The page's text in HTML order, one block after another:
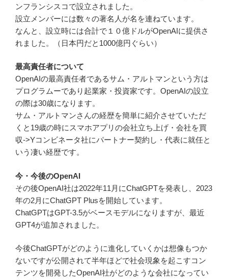
ンフランシスコで設立されました。
設立メンバーには数々の著名人が名を連ねています。
なんと、設立時には合計で１０億ドルがOpenAIに提供さ
れました。（日本円だと1000億円ぐらい）
最高責任者について
OpenAIの最高責任者であるサム・アルトマンという方は
プログラムーであり起業家・投資家です。OpenAIの設立
の際は30歳になります。
サム・アルトマンさんの経歴を簡単に紹介させていただ
くと19歳の時にスマホアプリの会社立ち上げ・会社を買
収->Yコンビネータ社にパートナー契約し・代表に就任と
いう凄い経歴です。
今・今後のOpenAI
その後OpenAI社は2022年11月にChatGPTを発表し、2023
年の2月にChatGPT Plusを開始しています。
ChatGPTはGPT-3.5がベースモデルになりますが、最近
GPT4が追加されました。
今後ChatGPTがどのように進化していくかは想像もつか
ないですが公開されて半年ほどで社会現象を起こすコン
テンツを開発したOpenAI社がどのような会社になってい